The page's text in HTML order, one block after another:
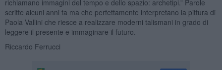
richiamano immagini del tempo e dello spazio: archetipi.” Parole
scritte alcuni anni fa ma che perfettamente interpretano la pittura di
Paola Vallini che riesce a realizzare moderni talismani in grado di
leggere il presente e immaginare il futuro.
Riccardo Ferrucci